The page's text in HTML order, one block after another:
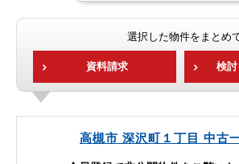
選択した物件をまとめ
資料請求 検
高槻市 深沢町１丁目 中古